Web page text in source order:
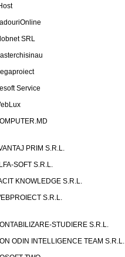
SRL
Service
PRIM S.R.L.
SOFT S.R.L.
KNOWLEDGE S.R.L.
S.R.L.
STUDIERE S.R.L.
ODIN INTELLIGENCE TEAM S.R.L.